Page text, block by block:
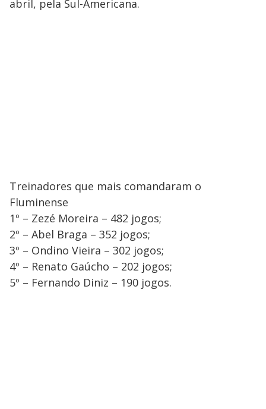
abril, pela Sul-Americana.
Treinadores que mais comandaram o
Fluminense
1º – Zezé Moreira – 482 jogos;
2º – Abel Braga – 352 jogos;
3º – Ondino Vieira – 302 jogos;
4º – Renato Gaúcho – 202 jogos;
5º – Fernando Diniz – 190 jogos.